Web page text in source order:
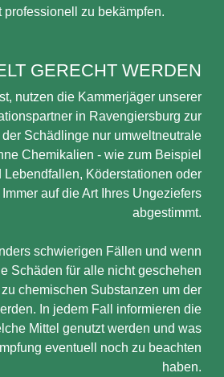
zu bekämpfen.
GERECHT WERDEN
nutzen die Kammerjäger unserer
in Ravengiersburg zur
Schädlinge nur umweltneutrale
Chemikalien - wie zum Beispiel
Lebendfallen, Köderstationen oder
auf die Art Ihres Ungeziefers
abgestimmt.
schwierigen Fällen und wenn
Schäden für alle nicht geschehen
chemischen Substanzen um der
In jedem Fall informieren die
Mittel genutzt werden und was
eventuell noch zu beachten
haben.